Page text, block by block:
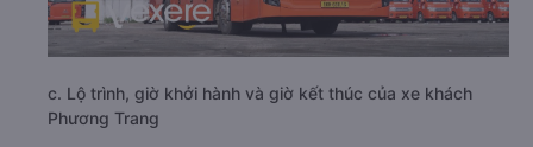
c. Lộ trình, giờ khởi hành và giờ kết thúc của xe khách
Phương Trang